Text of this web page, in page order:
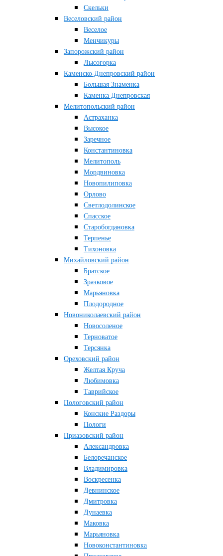
Скельки
Веселовский район
Веселое
Менчикуры
Запорожский район
Лысогорка
Каменско-Днепровский район
Большая Знаменка
Каменка-Днепровская
Мелитопольский район
Астраханка
Высокое
Заречное
Константиновка
Мелитополь
Мордвиновка
Новопилиповка
Орлово
Светлодолинское
Спасское
Старобогдановка
Терпенье
Тихоновка
Михайловский район
Братское
Зразковое
Марьяновка
Плодородное
Новониколаевский район
Новосоленое
Терноватое
Терсянка
Ореховский район
Желтая Круча
Любимовка
Таврийское
Пологовский район
Конские Раздоры
Пологи
Приазовский район
Александровка
Белоречанское
Владимировка
Воскресенка
Девнинское
Дмитровка
Дунаевка
Маковка
Марьяновка
Новоконстантиновка